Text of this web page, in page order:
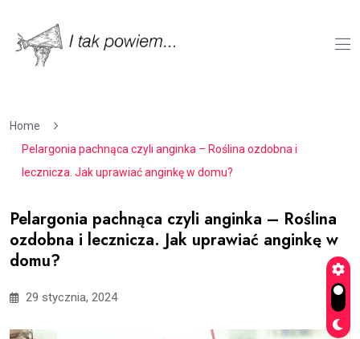
Home
Pelargonia pachnąca czyli anginka – Roślina ozdobna i
lecznicza. Jak uprawiać anginkę w domu?
Pelargonia pachnąca czyli anginka – Roślina
ozdobna i lecznicza. Jak uprawiać anginkę w
domu?
29 stycznia, 2024